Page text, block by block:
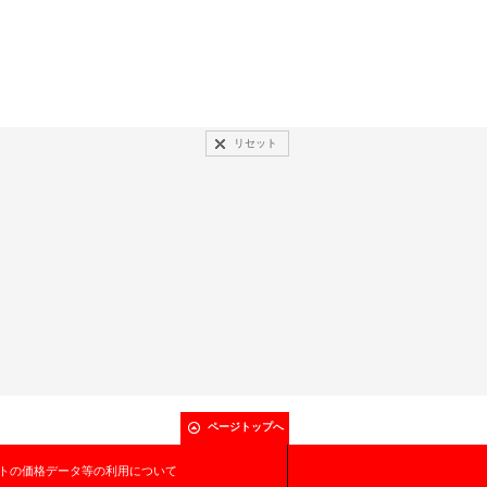
リセット
ページトップへ
の価格データ等の利用について